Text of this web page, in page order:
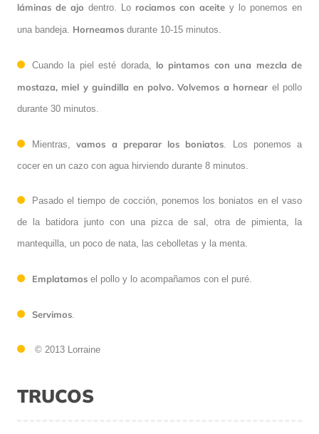
láminas de ajo dentro. Lo rociamos con aceite y lo ponemos en
una bandeja. Horneamos durante 10-15 minutos.
Cuando la piel esté dorada, lo pintamos con una mezcla de
mostaza, miel y guindilla en polvo. Volvemos a hornear el pollo
durante 30 minutos.
Mientras, vamos a preparar los boniatos . Los ponemos a
cocer en un cazo con agua hirviendo durante 8 minutos.
Pasado el tiempo de cocción, ponemos los boniatos en el vaso
de la batidora junto con una pizca de sal, otra de pimienta, la
mantequilla, un poco de nata, las cebolletas y la menta.
Emplatamos el pollo y lo acompañamos con el puré.
Servimos
© 2013 Lorraine
TRUCOS